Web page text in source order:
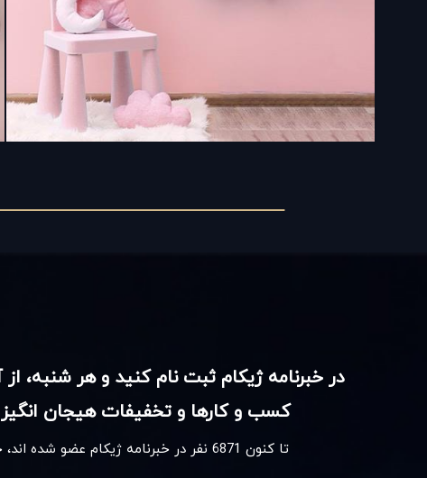
در خبرنامه ژیکام ثبت نام کنید و هر شنبه،
کسب و کارها و تخفیفات هیجان
تا کنون 6871 نفر در خبرنامه ژیکام عضو شده